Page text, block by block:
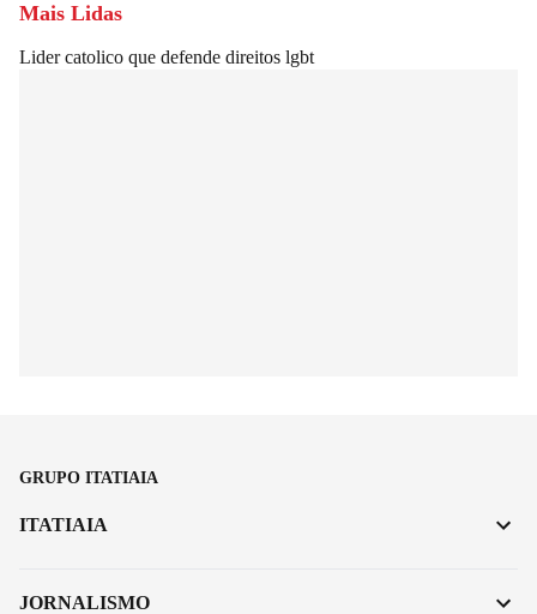
Mais Lidas
Lider catolico que defende direitos lgbt
GRUPO ITATIAIA
ITATIAIA
JORNALISMO